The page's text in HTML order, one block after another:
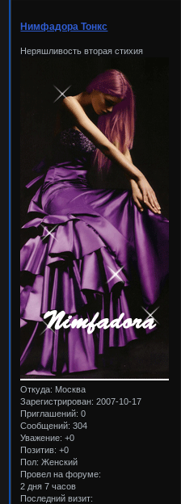
Нимфадора Тонкс
Неряшливость вторая стихия
Откуда: Москва
Зарегистрирован: 2007-10-17
Приглашений: 0
Сообщений: 304
Уважение: +0
Позитив: +0
Пол: Женский
Провел на форуме:
2 дня 7 часов
Последний визит: